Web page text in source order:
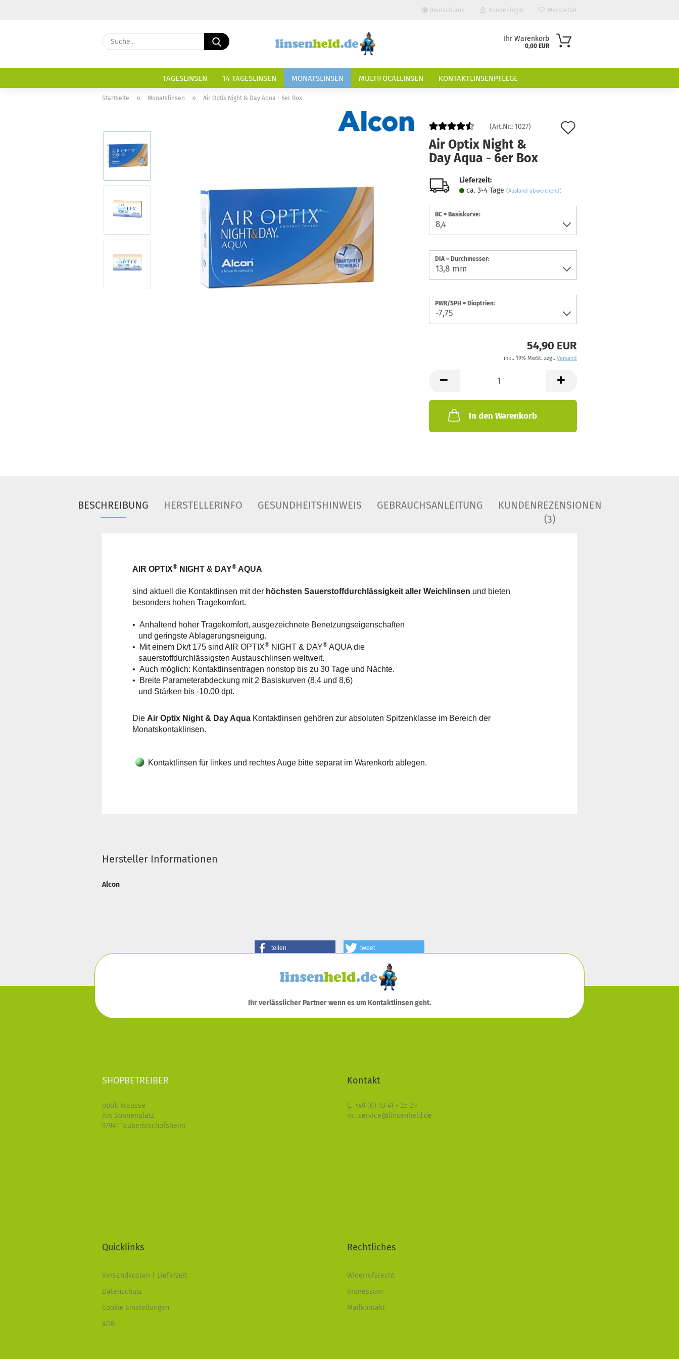
Deutschland Kundenlogin
E-Mail
Merkzettel
Suche... Ihr Warenkorb
0,00 EUR
TAGESLINSEN 14 TAGESLINSEN MONATSLINSEN MULTIFOCALLINSEN KONTAKTLINSENPFLEGE
Startseite » Monatslinsen » Air Optix Night & Day Aqua - 6er Box
(Art.Nr.: 1027)
Air Optix Night &
Day Aqua - 6er Box
Lieferzeit:
ca. 3-4 Tage (Ausland abweichend)
BC = Basiskurve:
DIA = Durchmesser:
PWR/SPH = Dioptrien:
54,90 EUR
inkl. 19% MwSt. zzgl. Versand
In den Warenkorb
BESCHREIBUNG HERSTELLERINFO GESUNDHEITSHINWEIS GEBRAUCHSANLEITUNG
KUNDENREZENSIONEN
(3)
AIR OPTIX® NIGHT & DAY® AQUA
sind aktuell die Kontaktlinsen mit der höchsten Sauerstoffdurchlässigkeit aller Weichlinsen und bieten
besonders hohen Tragekomfort.
• Anhaltend hoher Tragekomfort, ausgezeichnete Benetzungseigenschaften
und geringste Ablagerungsneigung.
• Mit einem Dk/t 175 sind AIR OPTIX® NIGHT & DAY® AQUA die
sauerstoffdurchlässigsten Austauschlinsen weltweit.
• Auch möglich: Kontaktlinsentragen nonstop bis zu 30 Tage und Nächte.
• Breite Parameterabdeckung mit 2 Basiskurven (8,4 und 8,6)
und Stärken bis -10.00 dpt.
Die Air Optix Night & Day Aqua Kontaktlinsen gehören zur absoluten Spitzenklasse im Bereich der
Monatskontaklinsen.
Kontaktlinsen für linkes und rechtes Auge bitte separat im Warenkorb ablegen.
Hersteller Informationen
Alcon
teilen tweet
Ihr verlässlicher Partner wenn es um Kontaktlinsen geht.
SHOPBETREIBER
optik krausse
Am Sonnenplatz
97941 Tauberbischofsheim
Kontakt
t.: +49 (0) 93 41 - 25 29
m.: service@linsenheld.de
Quicklinks
Versandkosten | Lieferzeit
Datenschutz
Cookie Einstellungen
AGB
Rechtliches
Widerrufsrecht
Impressum
Mailkontakt